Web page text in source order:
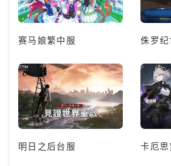
赛马娘繁中服 侏罗
明日之后台服 卡厄思